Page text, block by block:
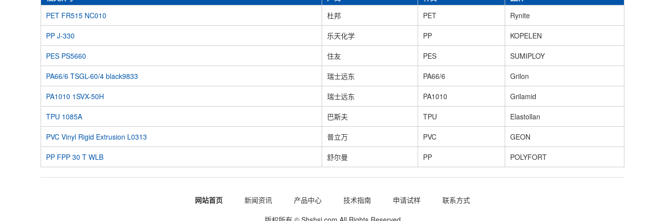
PET FR515 NC010
杜邦 PET Rynite
PP J-330 乐天化学 PP KOPELEN
PES PS5660 住友 PES SUMIPLOY
PA66/6 TSGL-60/4 black9833 瑞士远东 PA66/6 Grilon
PA1010 1SVX-50H 瑞士远东 PA1010 Grilamid
TPU 1085A 巴斯夫 TPU Elastollan
PVC Vinyl Rigid Extrusion L0313 普立万 PVC GEON
PP FPP 30 T WLB 舒尔曼 PP POLYFORT
网站首页 新闻资讯 产品中心 技术指南 申请试样
联系方式